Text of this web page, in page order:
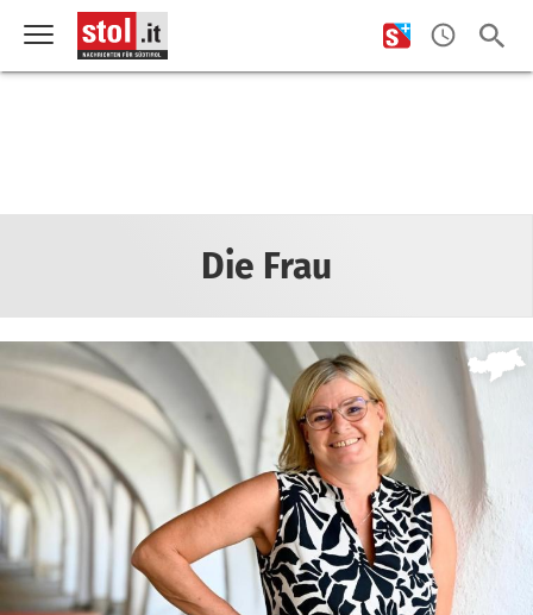
Die Frau